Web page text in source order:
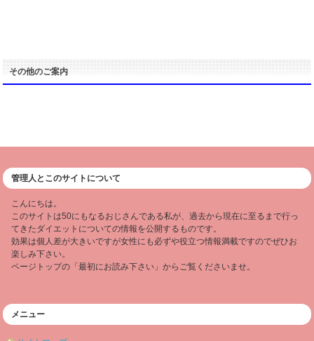
その他のご案内
管理人とこのサイトについて
こんにちは。
このサイトは50にもなるおじさんである私が、過去から現在に至るまで行っ
てきたダイエットについての情報を公開するものです。
効果は個人差が大きいですが女性にも必ずや役立つ情報満載ですのでぜひお
楽しみ下さい。
ページトップの「最初にお読み下さい」からご覧くださいませ。
メニュー